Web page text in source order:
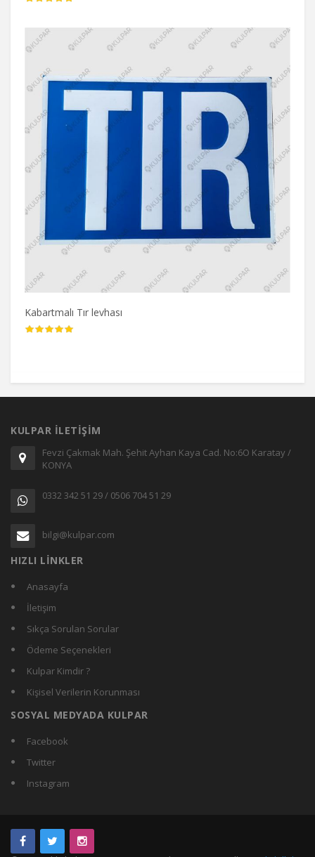
Kabartmalı Tır levhası
KULPAR İLETİŞİM
Fevzi Çakmak Mah. Şehit Ayhan Kaya Cad. No:6O Karatay /
KONYA
0332 342 51 29 / 0506 704 51 29
bilgi@kulpar.com
HIZLI LİNKLER
Anasayfa
İletişim
Sıkça Sorulan Sorular
Ödeme Seçenekleri
Kulpar Kimdir ?
Kişisel Verilerin Korunması
SOSYAL MEDYADA KULPAR
Facebook
Twitter
Instagram